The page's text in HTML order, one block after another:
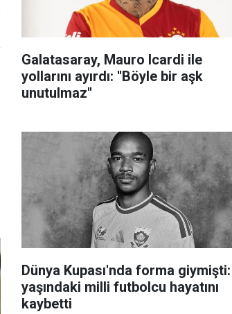
Galatasaray, Mauro Icardi ile
yollarını ayırdı: ''Böyle bir aşk
unutulmaz''
Dünya Kupası'nda forma
yaşındaki milli futbolcu hayatını
kaybetti